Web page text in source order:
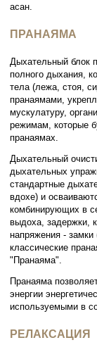
асан.
ПРАНАЯМА
Дыхательный блок
полного дыхания,
тела (лежа, стоя,
пранаямами,
мускулатуру,
режимам, которые
пранаямах.
Дыхательный
дыхательных
стандартные
вдохе) и
комбинирующих в
выдоха, задержки,
напряжения -
классические
"Пранаяма".
Пранаяма
энергии
используемыми в
РЕЛАКСАЦИЯ